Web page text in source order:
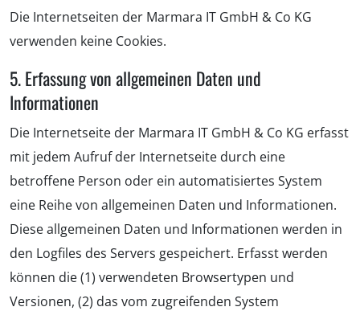
Die Internetseiten der Marmara IT GmbH & Co KG
verwenden keine Cookies.
5. Erfassung von allgemeinen Daten und
Informationen
Die Internetseite der Marmara IT GmbH & Co KG erfasst
mit jedem Aufruf der Internetseite durch eine
betroffene Person oder ein automatisiertes System
eine Reihe von allgemeinen Daten und Informationen.
Diese allgemeinen Daten und Informationen werden in
den Logfiles des Servers gespeichert. Erfasst werden
können die (1) verwendeten Browsertypen und
Versionen, (2) das vom zugreifenden System